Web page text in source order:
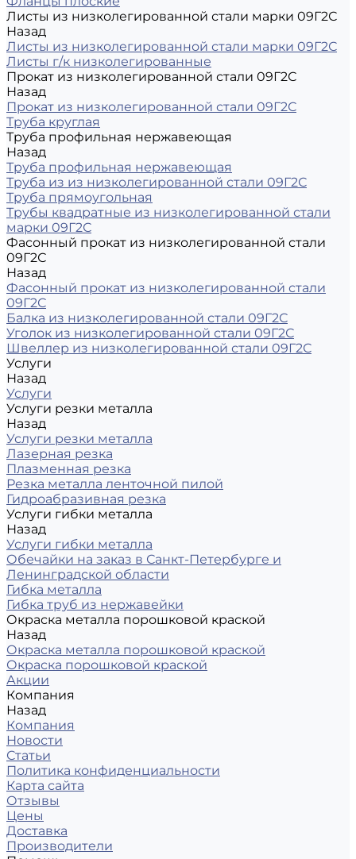
Листы из низколегированной стали марки 09Г2С
Назад
Листы из низколегированной стали марки 09Г2С
Листы г/к низколегированные
Прокат из низколегированной стали 09Г2С
Назад
Прокат из низколегированной стали 09Г2С
Труба круглая
Труба профильная нержавеющая
Назад
Труба профильная нержавеющая
Труба из из низколегированной стали 09Г2С
Труба прямоугольная
Трубы квадратные из низколегированной стали
марки 09Г2С
Фасонный прокат из низколегированной стали
09Г2С
Назад
Фасонный прокат из низколегированной стали
09Г2С
Балка из низколегированной стали 09Г2С
Уголок из низколегированной стали 09Г2С
Швеллер из низколегированной стали 09Г2С
Услуги
Назад
Услуги
Услуги резки металла
Назад
Услуги резки металла
Лазерная резка
Плазменная резка
Резка металла ленточной пилой
Гидроабразивная резка
Услуги гибки металла
Назад
Услуги гибки металла
Обечайки на заказ в Санкт-Петербурге и
Ленинградской области
Гибка металла
Гибка труб из нержавейки
Окраска металла порошковой краской
Назад
Окраска металла порошковой краской
Окраска порошковой краской
Акции
Компания
Назад
Компания
Новости
Статьи
Политика конфиденциальности
Карта сайта
Отзывы
Цены
Доставка
Производители